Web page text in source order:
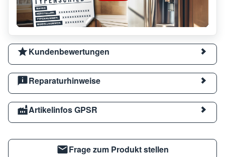
Kundenbewertungen
Reparaturhinweise
Artikelinfos GPSR
Frage zum Produkt stellen